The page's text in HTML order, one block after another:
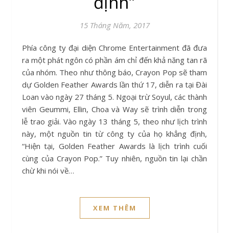
15 Tháng Năm, 2017
Phía công ty đại diện Chrome Entertainment đã đưa
ra một phát ngôn có phần ám chỉ đến khả năng tan rã
của nhóm. Theo như thông báo, Crayon Pop sẽ tham
dự Golden Feather Awards lần thứ 17, diễn ra tại Đài
Loan vào ngày 27 tháng 5. Ngoại trừ Soyul, các thành
viên Geummi, Ellin, Choa và Way sẽ trình diễn trong
lễ trao giải. Vào ngày 13 tháng 5, theo như lịch trình
này, một nguồn tin từ công ty của họ khẳng định,
“Hiện tại, Golden Feather Awards là lịch trình cuối
cùng của Crayon Pop.” Tuy nhiên, nguồn tin lại chần
chừ khi nói về…
XEM THÊM